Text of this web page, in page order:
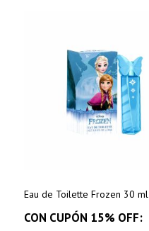
Eau de Toilette Frozen 30 ml
CON CUPÓN 15% OFF: